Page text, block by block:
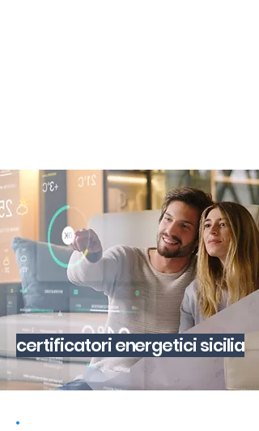
certificatori energetici sicilia